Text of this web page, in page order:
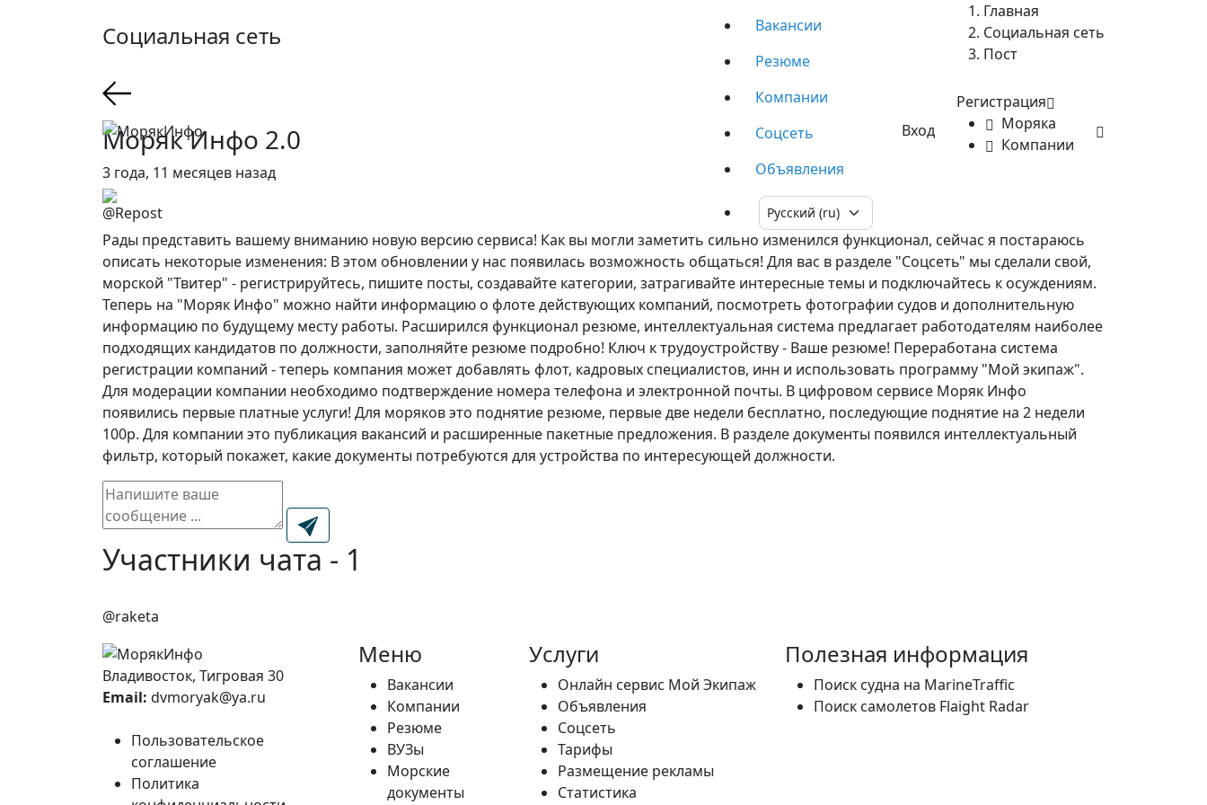
Вакансии
Резюме
Компании
Соцсеть
Объявления
Вход
Регистрация
Моряка
Компании
Социальная сеть
Главная
Социальная сеть
Пост
Поиск работы в море
Моряк Инфо 2.0
3 года, 11 месяцев назад
@Repost
Рады представить вашему вниманию новую версию сервиса! Как вы могли заметить сильно изменился функционал, сейчас я постараюсь
описать некоторые изменения: В этом обновлении у нас появилась возможность общаться! Для вас в разделе "Соцсеть" мы сделали свой,
морской "Твитер" - регистрируйтесь, пишите посты, создавайте категории, затрагивайте интересные темы и подключайтесь к осуждениям.
Теперь на "Моряк Инфо" можно найти информацию о флоте действующих компаний, посмотреть фотографии судов и дополнительную
информацию по будущему месту работы. Расширился функционал резюме, интеллектуальная система предлагает работодателям наиболее
подходящих кандидатов по должности, заполняйте резюме подробно! Ключ к трудоустройству - Ваше резюме! Переработана система
регистрации компаний - теперь компания может добавлять флот, кадровых специалистов, инн и использовать программу "Мой экипаж".
Для модерации компании необходимо подтверждение номера телефона и электронной почты. В цифровом сервисе Моряк Инфо
появились первые платные услуги! Для моряков это поднятие резюме, первые две недели бесплатно, последующие поднятие на 2 недели
100р. Для компании это публикация вакансий и расширенные пакетные предложения. В разделе документы появился интеллектуальный
фильтр, который покажет, какие документы потребуются для устройства по интересующей должности.
Участники чата - 1
@raketa
Владивосток, Тигровая 30
Email: dvmoryak@ya.ru
Пользовательское
соглашение
Политика
Меню
Вакансии
Компании
Резюме
ВУЗы
Морские
документы
Услуги
Онлайн сервис Мой Экипаж
Объявления
Соцсеть
Тарифы
Размещение рекламы
Статистика
Полезная информация
Поиск судна на MarineTraffic
Поиск самолетов Flaight Radar